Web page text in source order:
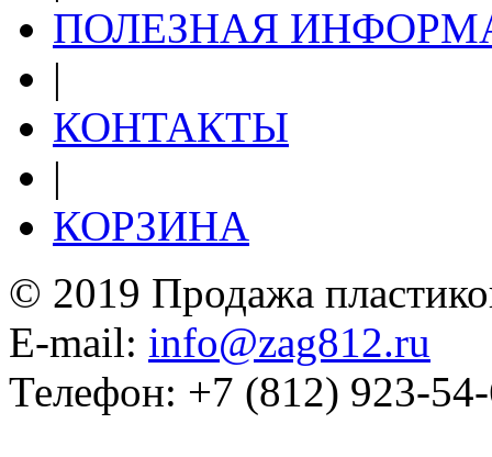
ПОЛЕЗНАЯ
|
КОНТАКТЫ
|
КОРЗИНА
© 2019 Продажа
E-mail: info@zag812.ru
Телефон: +7 (812) 923-